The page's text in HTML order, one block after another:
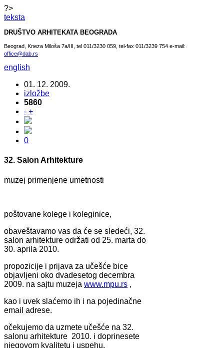
?>
teksta
DRUŠTVO ARHITEKATA BEOGRADA
Beograd, Kneza Miloša 7a/III, tel 011/3230 059, tel-fax 011/3239 754 e-mail:
office@dab.rs
english
01. 12. 2009.
izložbe
5860
- +
0
32. Salon Arhitekture
muzej primenjene umetnosti
poštovane kolege i koleginice,
obaveštavamo vas da će se sledeći, 32.
salon arhitekture održati od 25. marta do
30. aprila 2010.
propozicije i prijava za učešće bice
objavljeni oko dvadesetog decembra
2009. na sajtu muzeja www.mpu.rs ,
kao i uvek slaćemo ih i na pojedinačne
email adrese.
očekujemo da uzmete učešće na 32.
salonu arhitekture 2010. i doprinesete
njegovom kvalitetu i uspehu,